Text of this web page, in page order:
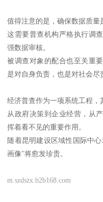
值得注意的是，确保数据质量
这需要普查机构严格执行调
强数据审核。
被调查对象的配合也至关重
是对自身负责，也是对社会尽
经济普查作为一项系统工程，
从政府决策到企业经营，从
挥着看不见的重要作用。
随着昆明建设区域性国际中
画像"将愈发珍贵。
m.szdszx.b2b168.com